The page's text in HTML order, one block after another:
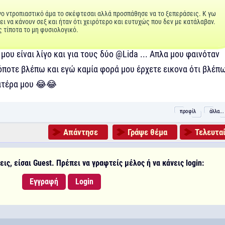
ντροπιαστικό άμα το σκέφτεσαι αλλά προσπάθησε να το ξεπεράσεις. Κ γω
να κάνουν σεξ και ήταν ότι χειρότερο και ευτυχώς που δεν με κατάλαβαν.
το μη φυσιολογικό.
είναι λίγο και για τους δύο @Lida ... Απλα μου φαινόταν
βλέπω και εγώ καμία φορά μου έρχετε εικονα ότι
μου 😂😂
προφίλ άλλα...
Απάντησε Γράψε θέμα
είσαι Guest. Πρέπει να γραφτείς μέλος ή να κάνεις login:
Εγγραφή
Login